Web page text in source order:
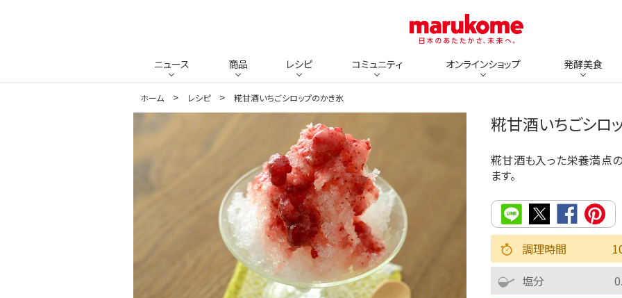
ニュース 商品 レシピ コミュニティ オンラインショップ 発酵美食
ホーム レシピ 糀甘酒いちごシロップのかき氷
糀甘酒いちごシロ
糀甘酒も入った栄養満点
ます。
調理時間
塩分